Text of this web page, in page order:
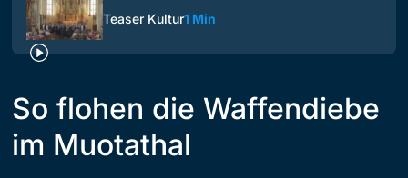
Teaser Kultur1 Min
So flohen die Waffendiebe
im Muotathal